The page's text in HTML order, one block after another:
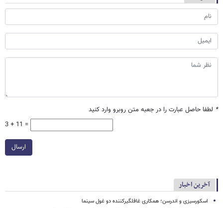
* لطفا حاصل عبارت را در جعبه متن روبرو وارد کنید
3 + 11 =
ارسال
آخرین اخبار
اسکورسیزی و اندرسن؛ همکاری غافلگیرکننده دو غول سینما